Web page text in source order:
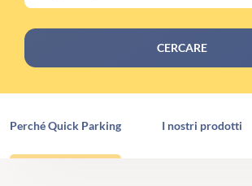
CERCARE
Perché Quick Parking I nostri prodotti